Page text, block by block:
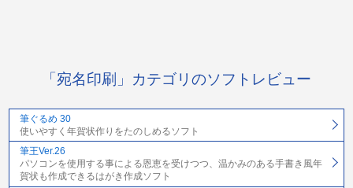
「宛名印刷」カテゴリのソフトレビュー
筆ぐるめ 30
使いやすく年賀状作りをたのしめるソフト
筆王Ver.26
パソコンを使用する事による恩恵を受けつつ、温かみのある手書き風年
賀状も作成できるはがき作成ソフト